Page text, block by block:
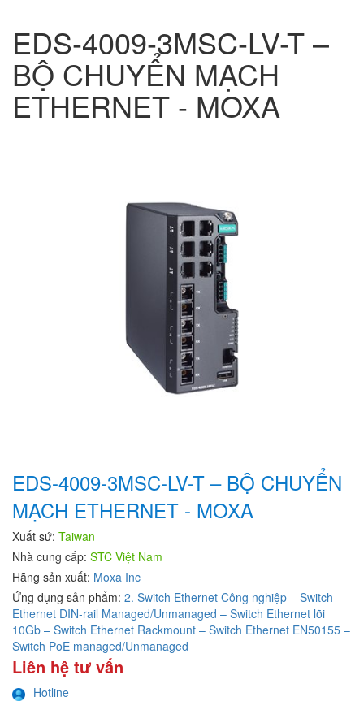
EDS-4009-3MSC-LV-T –
BỘ CHUYỂN MẠCH
ETHERNET - MOXA
EDS-4009-3MSC-LV-T – BỘ CHUYỂN
MẠCH ETHERNET - MOXA
Xuất sứ: Taiwan
Nhà cung cấp: STC Việt Nam
Hãng sản xuất: Moxa Inc
Ứng dụng sản phẩm: 2. Switch Ethernet Công nghiệp – Switch
Ethernet DIN-rail Managed/Unmanaged – Switch Ethernet lõi
10Gb – Switch Ethernet Rackmount – Switch Ethernet EN50155 –
Switch PoE managed/Unmanaged
Liên hệ tư vấn
Hotline